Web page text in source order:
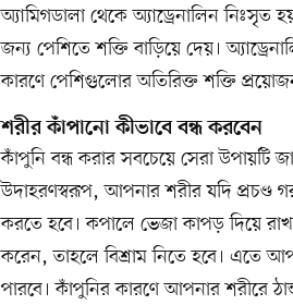
অ্যামিগডালা থেকে অ্যাড্রেনালিন নিঃসৃত
জন্য পেশিতে শক্তি বাড়িয়ে দেয়।
কারণে পেশিগুলোর অতিরিক্ত শক্তি
শরীর কাঁপানো কীভাবে বন্ধ করবেন
কাঁপুনি বন্ধ করার সবচেয়ে সেরা উপায়টি
উদাহরণস্বরূপ, আপনার শরীর যদি প্রচণ্ড
করতে হবে। কপালে ভেজা কাপড় দিয়ে
করেন, তাহলে বিশ্রাম নিতে হবে। এতে
পারবে। কাঁপুনির কারণে আপনার শরীরে